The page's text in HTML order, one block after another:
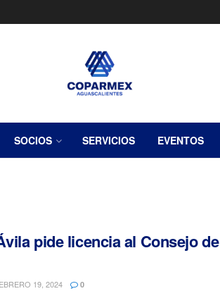
SOCIOS SERVICIOS EVENTOS
pide licencia al Consejo de
19, 2024 0